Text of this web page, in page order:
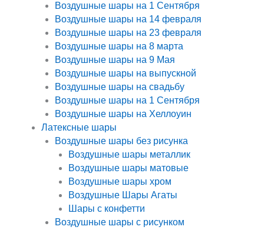
Воздушные шары на 1 Сентября
Воздушные шары на 14 февраля
Воздушные шары на 23 февраля
Воздушные шары на 8 марта
Воздушные шары на 9 Мая
Воздушные шары на выпускной
Воздушные шары на свадьбу
Воздушные шары на 1 Сентября
Воздушные шары на Хеллоуин
Латексные шары
Воздушные шары без рисунка
Воздушные шары металлик
Воздушные шары матовые
Воздушные шары хром
Воздушные Шары Агаты
Шары с конфетти
Воздушные шары с рисунком